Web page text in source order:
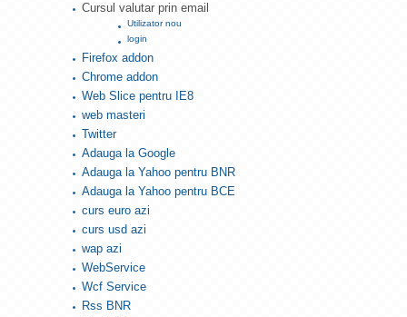
Cursul valutar prin email
Utilizator nou
login
Firefox addon
Chrome addon
Web Slice pentru IE8
web masteri
Twitter
Adauga la Google
Adauga la Yahoo pentru BNR
Adauga la Yahoo pentru BCE
curs euro azi
curs usd azi
wap azi
WebService
Wcf Service
Rss BNR